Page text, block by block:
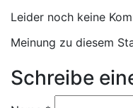
Leider noch keine
Meinung zu diesem
Schreibe